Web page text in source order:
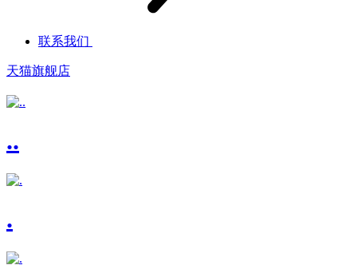
联系我们
天猫旗舰店
..
.